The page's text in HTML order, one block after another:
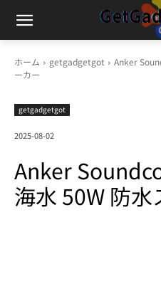
ホーム getgadgetgot
Anker
ーカー
getgadgetgot
2025-08-02
Anker
海水 50W 防